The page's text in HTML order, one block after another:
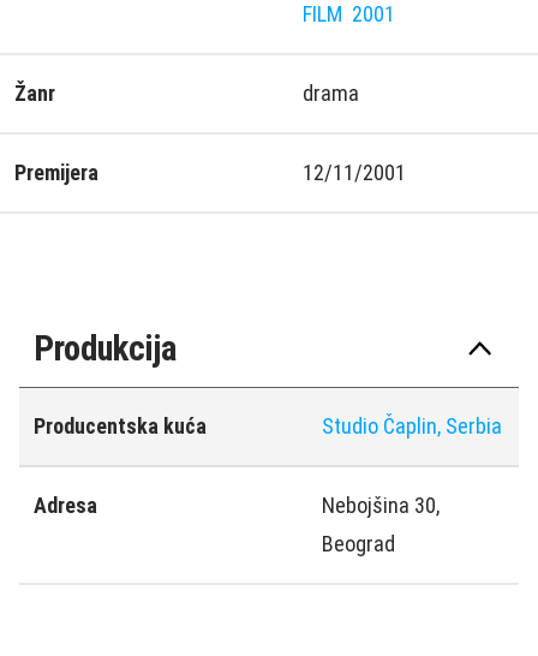
FILM 2001
Žanr drama
Premijera 12/11/2001
Produkcija
Producentska kuća Studio Čaplin, Serbia
Adresa
Nebojšina 30,
Beograd